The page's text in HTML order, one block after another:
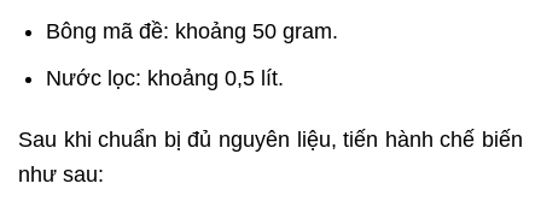
Bông mã đề: khoảng 50 gram.
Nước lọc: khoảng 0,5 lít.
Sau khi chuẩn bị đủ nguyên liệu, tiến hành chế biến
như sau: